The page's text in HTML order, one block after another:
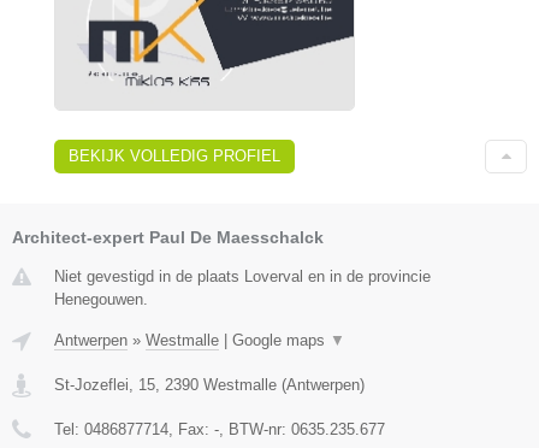
BEKIJK VOLLEDIG PROFIEL
Architect-expert Paul De Maesschalck
Niet gevestigd in de plaats Loverval en in de provincie
Henegouwen.
Antwerpen » Westmalle Google maps ▼
St-Jozeflei, 15, 2390 Westmalle (Antwerpen)
Tel: 0486877714, Fax: -, BTW-nr: 0635.235.677